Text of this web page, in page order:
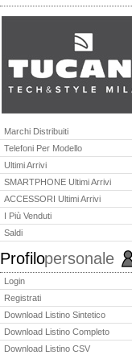
Marchi Distribuiti
Telefoni Per Modello
Ultimi Arrivi
SMARTPHONE Ultimi Arrivi
ACCESSORI Ultimi Arrivi
I Più Venduti
Saldi
Profilopersonale
Login
Registrati
Download Listino Sintetico
Download Listino Completo
Download Listino CSV